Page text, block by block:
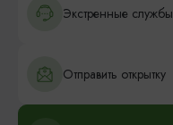
Экстренные службы
Отправить открытку